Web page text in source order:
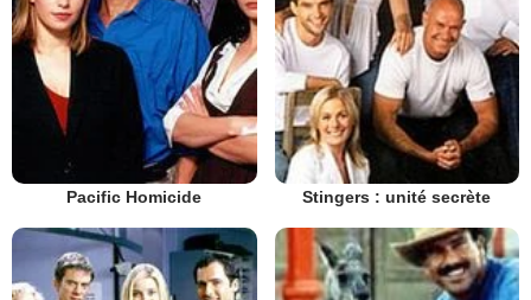
Pacific Homicide Stingers : unité secrète